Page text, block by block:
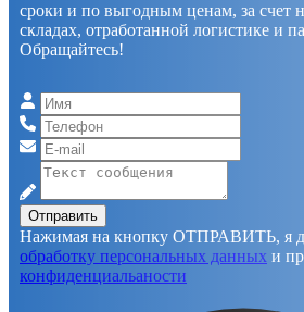
сроки и по выгодным ценам, за счет
складах, отработанной логистике и
Обращайтесь!
Отправить
Нажимая на кнопку ОТПРАВИТЬ, я
обработку персональных данных и
конфиденциальаности